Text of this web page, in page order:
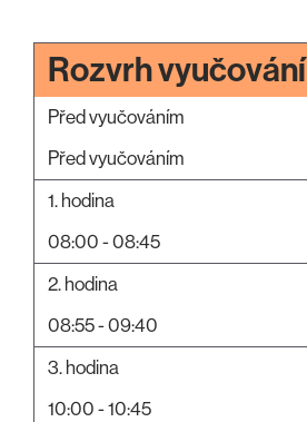
Rozvrh vyučování
Před vyučováním
Před vyučováním
1. hodina
08:00 - 08:45
2. hodina
08:55 - 09:40
3. hodina
10:00 - 10:45